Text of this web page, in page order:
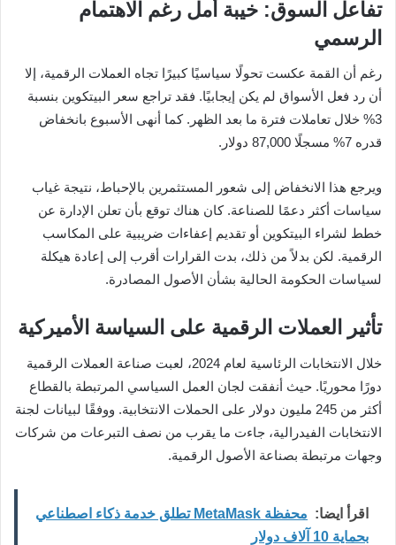
تفاعل السوق: خيبة أمل رغم الاهتمام
الرسمي
رغم أن القمة عكست تحولًا سياسيًا كبيرًا تجاه العملات الرقمية، إلا
أن رد فعل الأسواق لم يكن إيجابيًا. فقد تراجع سعر البيتكوين بنسبة
3% خلال تعاملات فترة ما بعد الظهر. كما أنهى الأسبوع بانخفاض
قدره 7% مسجلًا 87,000 دولار.
ويرجع هذا الانخفاض إلى شعور المستثمرين بالإحباط، نتيجة غياب
سياسات أكثر دعمًا للصناعة. كان هناك توقع بأن تعلن الإدارة عن
خطط لشراء البيتكوين أو تقديم إعفاءات ضريبية على المكاسب
الرقمية. لكن بدلاً من ذلك، بدت القرارات أقرب إلى إعادة هيكلة
لسياسات الحكومة الحالية بشأن الأصول المصادرة.
تأثير العملات الرقمية على السياسة الأميركية
خلال الانتخابات الرئاسية لعام 2024، لعبت صناعة العملات الرقمية
دورًا محوريًا. حيث أنفقت لجان العمل السياسي المرتبطة بالقطاع
أكثر من 245 مليون دولار على الحملات الانتخابية. ووفقًا لبيانات لجنة
الانتخابات الفيدرالية، جاءت ما يقرب من نصف التبرعات من شركات
وجهات مرتبطة بصناعة الأصول الرقمية.
اقرأ ايضا:
محفظة MetaMask تطلق خدمة ذكاء اصطناعي
بحماية 10 آلاف دولار